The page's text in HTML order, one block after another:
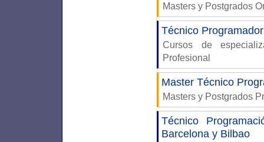
Masters y Postgrados
Técnico
Cursos de
Profesional
Master Técnico
Masters y Postgrados
Técnico
Barcelona y Bilbao